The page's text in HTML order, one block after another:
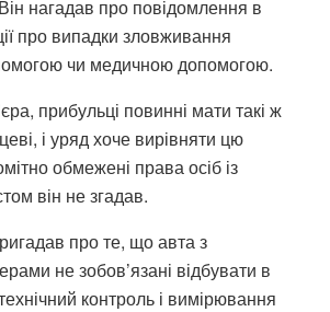
нагадав про повідомлення в
про випадки зловживання
чи медичною допомогою.
прибульці повинні мати такі ж
і уряд хоче вирівняти цю
обмежені права осіб із
він не згадав.
про те, що авта з
не зобов’язані відбувати в
контроль і вимірювання